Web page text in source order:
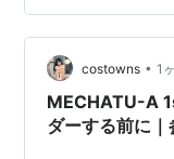
なお、ここで紹
城ウェンの通常
城… costowns • 1
MECHATU-A
ダーする前に